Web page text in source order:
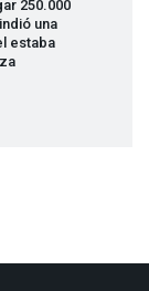
250.000
una
estaba